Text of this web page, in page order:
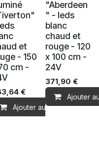
et
- 150
cm -
€
Ajouter au panier
"Aberdeen
" - leds
blanc
chaud et
rouge - 120
x 100 cm -
24V
371,90 €
Ajouter